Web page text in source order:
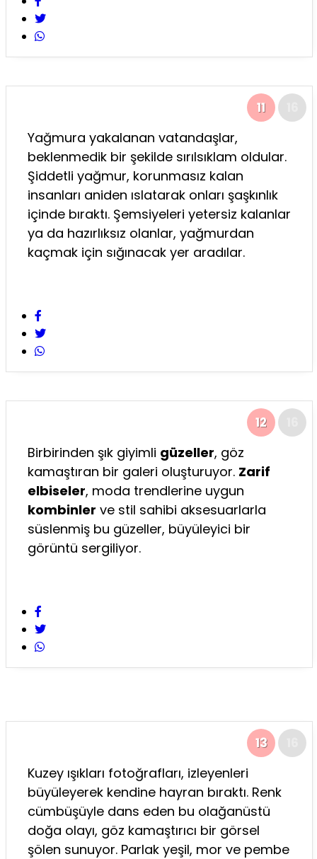
11
Yağmura yakalanan vatandaşlar,
beklenmedik bir şekilde sırılsıklam oldular.
Şiddetli yağmur, korunmasız kalan
insanları aniden ıslatarak onları şaşkınlık
içinde bıraktı. Şemsiyeleri yetersiz kalanlar
ya da hazırlıksız olanlar, yağmurdan
kaçmak için sığınacak yer aradılar.
12
Birbirinden şık giyimli güzeller, göz
kamaştıran bir galeri oluşturuyor. Zarif
elbiseler, moda trendlerine uygun
kombinler ve stil sahibi aksesuarlarla
süslenmiş bu güzeller, büyüleyici bir
görüntü sergiliyor.
13
Kuzey ışıkları fotoğrafları, izleyenleri
büyüleyerek kendine hayran bıraktı. Renk
cümbüşüyle dans eden bu olağanüstü
doğa olayı, göz kamaştırıcı bir görsel
şölen sunuyor. Parlak yeşil, mor ve pembe